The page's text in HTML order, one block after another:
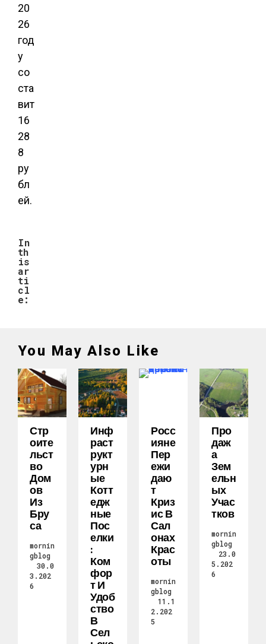
20
26
год
у
со
ста
вит
16
28
8
ру
бл
ей.
In
th
is
ar
ti
cl
e:
You May Also Like
Стр
Оите
Льст
Во
Дом
Ов
Из
Бру
Са
mornin
gblog
30.0
3.202
6
Инф
Раст
Рукт
Урн
Ые
Котт
Едж
Ные
Пос
Елки
:
Ком
Фор
Т И
Удоб
Ство
В
Сел
Росс
Ияне
Пер
Ежи
Даю
Т
Криз
Ис В
Сал
Онах
Крас
Оты
mornin
gblog
11.1
2.202
5
Про
Даж
А
Зем
Ельн
Ых
Учас
Тков
mornin
gblog
23.0
5.202
6